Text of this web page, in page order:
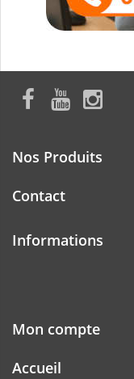
Nos Produits
Contact
Informations
Mon compte
Accueil